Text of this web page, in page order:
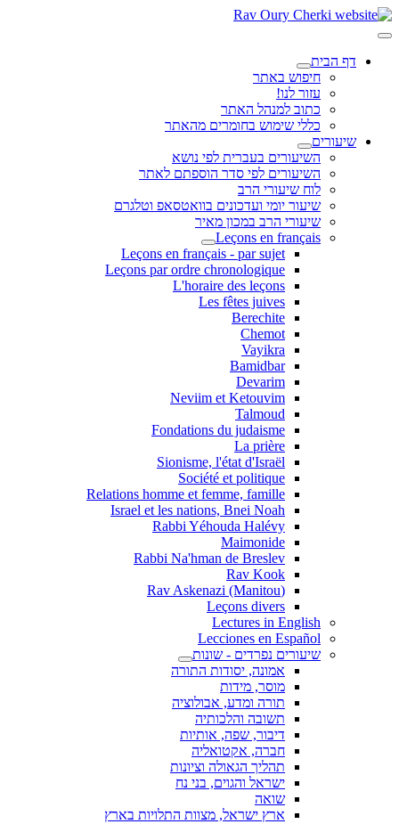
דף הבית
חיפוש באתר
עזור לנו!
כתוב למנהל האתר
כללי שימוש בחומרים מהאתר
שיעורים
השיעורים בעברית לפי נושא
השיעורים לפי סדר הוספתם לאתר
לוח שיעורי הרב
שיעור יומי ועדכונים בוואטסאפ וטלגרם
שיעורי הרב במכון מאיר
Leçons en français
Leçons en français - par sujet
Leçons par ordre chronologique
L'horaire des leçons
Les fêtes juives
Berechite
Chemot
Vayikra
Bamidbar
Devarim
Neviim et Ketouvim
Talmoud
Fondations du judaisme
La prière
Sionisme, l'état d'Israël
Société et politique
Relations homme et femme, famille
Israel et les nations, Bnei Noah
Rabbi Yéhouda Halévy
Maimonide
Rabbi Na'hman de Breslev
Rav Kook
(Rav Askenazi (Manitou
Leçons divers
Lectures in English
Lecciones en Español
שיעורים נפרדים - שונות
אמונה, יסודות התורה
מוסר, מידות
תורה ומדע, אבולוציה
תשובה והלכותיה
דיבור, שפה, אותיות
חברה, אקטואליה
תהליך הגאולה וציונות
ישראל והגוים, בני נח
שואה
ארץ ישראל, מצוות התלויות בארץ